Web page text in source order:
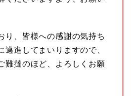
り、皆様への感謝の気持ち
邁進してまいりますので、
難撻のほど、よろしくお願